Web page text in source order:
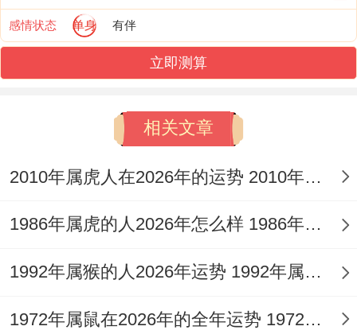
仪式或委托亲友代为表达哀思。
心理疏导:通过冥想、运动释放阴暗的情绪，
避免长期压抑！
家居风水调整建议，太岁方位避煞：2025年
祥安阁联吉锦袋化解煞气.
增强阳气：居家多开窗通风;增加暖色灯光照
管还有消化为你（本命年易发疾病）...
感情状态 单身 有伴
立即测算
相关文章
2010年属虎人在2026年的运势 2010年属虎人2026
1986年属虎的人2026年怎么样 1986年属虎的5位吉利数字
1992年属猴的人2026年运势 1992年属猴人2026年运势及运程
1972年属鼠在2026年的全年运势 1972年属鼠在52岁后的运气